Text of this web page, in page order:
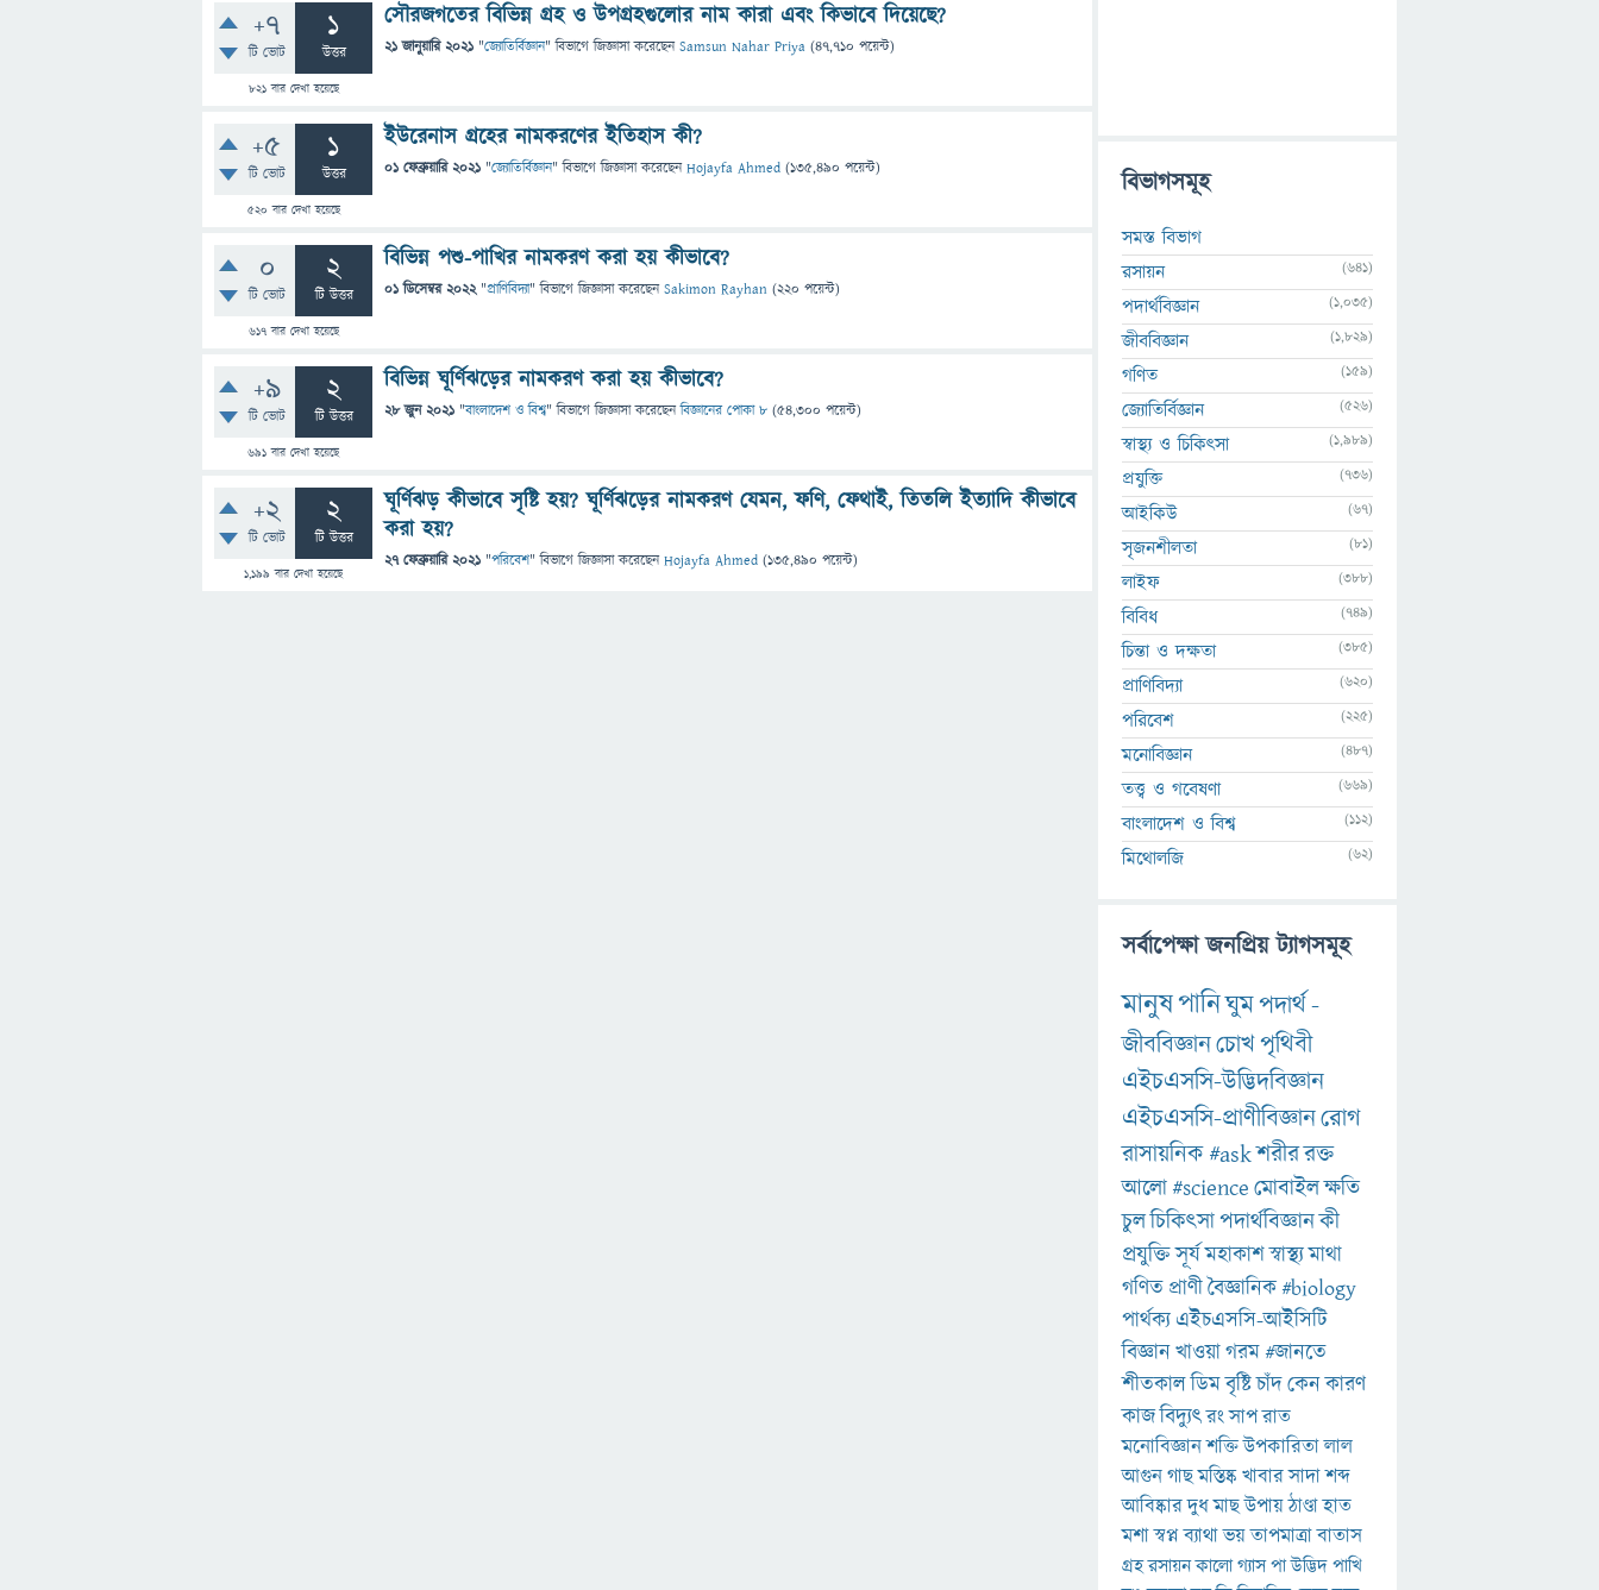
+7
টি ভোট
1
উত্তর
821বার দেখা হয়েছে
সৌরজগতের বিভিন্ন গ্রহ ও উপগ্রহগুলোর নাম কারা এবং কিভাবে দিয়েছে?
21 জানুয়ারি 2021 "জ্যোতির্বিজ্ঞান" বিভাগে জিজ্ঞাসাকরেছেনSamsun Nahar Priya (47,710 পয়েন্ট)
+5
টি ভোট
1
উত্তর
520 বার দেখা হয়েছে
ইউরেনাস গ্রহের নামকরণের ইতিহাস কী?
01 ফেব্রুয়ারি 2021 "জ্যোতির্বিজ্ঞান" বিভাগে জিজ্ঞাসাকরেছেনHojayfa Ahmed (135,490 পয়েন্ট)
0
টি ভোট
2
টি উত্তর
617বার দেখা হয়েছে
বিভিন্ন পশু-পাখির নামকরণ করা হয় কীভাবে?
01 ডিসেম্বর 2022 "প্রাণিবিদ্যা" বিভাগে জিজ্ঞাসাকরেছেনSakimon Rayhan (220 পয়েন্ট)
+9
টি ভোট
2
টি উত্তর
691 বার দেখা হয়েছে
বিভিন্ন ঘূর্ণিঝড়ের নামকরণ করা হয় কীভাবে?
28 জুন 2021 "বাংলাদেশ ও বিশ্ব" বিভাগে জিজ্ঞাসাকরেছেনবিজ্ঞানের পোকা ৮ (54,300 পয়েন্ট)
+2
টি ভোট
2
টি উত্তর
1,199 বার দেখা হয়েছে
ঘূর্ণিঝড় কীভাবে সৃষ্টি হয়? ঘূর্ণিঝড়ের নামকরণ যেমন, ফণি, ফেথাই, তিতলি ইত্যাদি কীভাবে
করা হয়?
27 ফেব্রুয়ারি 2021 "পরিবেশ" বিভাগে জিজ্ঞাসাকরেছেনHojayfa Ahmed (135,490 পয়েন্ট)
বিভাগসমূহ
সমস্ত বিভাগ
রসায়ন
(641)
পদার্থবিজ্ঞান (1,035)
জীববিজ্ঞান (1,829)
গণিত (159)
জ্যোতির্বিজ্ঞান (526)
স্বাস্থ্য ও চিকিৎসা (1,989)
প্রযুক্তি (736)
আইকিউ (67)
সৃজনশীলতা (81)
লাইফ (388)
বিবিধ (749)
চিন্তা ও দক্ষতা (385)
প্রাণিবিদ্যা (620)
পরিবেশ (225)
মনোবিজ্ঞান (487)
তত্ত্ব ও গবেষণা (669)
বাংলাদেশ ও বিশ্ব (112)
মিথোলজি (62)
সর্বাপেক্ষা জনপ্রিয় ট্যাগসমূহ
মানুষপানিঘুমপদার্থ-
জীববিজ্ঞানচোখপৃথিবী
এইচএসসি-উদ্ভিদবিজ্ঞান
এইচএসসি-প্রাণীবিজ্ঞানরোগ
রাসায়নিক#askশরীররক্ত
আলো#scienceমোবাইলক্ষতি
চুলচিকিৎসাপদার্থবিজ্ঞানকী
প্রযুক্তিসূর্যমহাকাশস্বাস্থ্যমাথা
গণিত প্রাণীবৈজ্ঞানিক#biology
পার্থক্য এইচএসসি-আইসিটি
বিজ্ঞানখাওয়াগরম#জানতে
শীতকালডিমবৃষ্টিচাঁদকেনকারণ
কাজবিদ্যুৎরংসাপরাত
মনোবিজ্ঞানশক্তিউপকারিতালাল
আগুনগাছমস্তিষ্কখাবারসাদাশব্দ
আবিষ্কারদুধমাছউপায়ঠাণ্ডাহাত
মশাস্বপ্নব্যাথাভয়তাপমাত্রাবাতাস
গ্রহরসায়নকালোগ্যাসপাউদ্ভিদপাখি